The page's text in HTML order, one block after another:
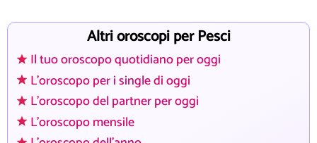
Altri oroscopi per Pesci
Il tuo oroscopo quotidiano per oggi
L'oroscopo per i single di oggi
L'oroscopo del partner per oggi
L'oroscopo mensile